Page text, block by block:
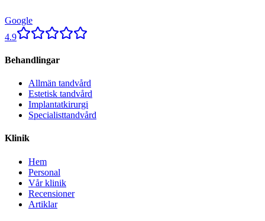
Google
4.9
Behandlingar
Allmän tandvård
Estetisk tandvård
Implantatkirurgi
Specialisttandvård
Klinik
Hem
Personal
Vår klinik
Recensioner
Artiklar